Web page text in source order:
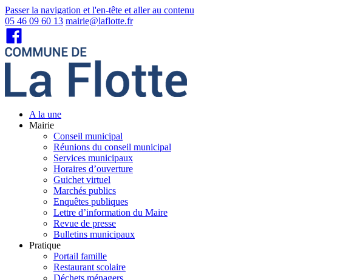
Passer la navigation et l'en-tête et aller au contenu
05 46 09 60 13 mairie@laflotte.fr
A la une
Mairie
Conseil municipal
Réunions du conseil municipal
Services municipaux
Horaires d’ouverture
Guichet virtuel
Marchés publics
Enquêtes publiques
Lettre d’information du Maire
Revue de presse
Bulletins municipaux
Pratique
Portail famille
Restaurant scolaire
Déchets ménagers